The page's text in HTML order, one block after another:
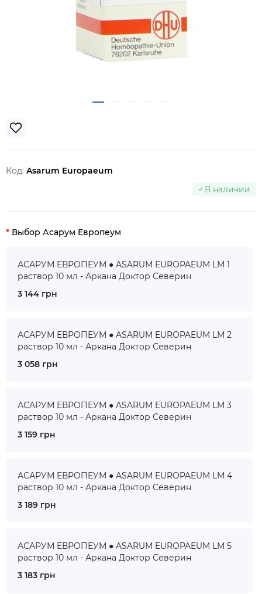
Код: Asarum Europaeum
В наличии
Выбор Асарум Европеум
АСАРУМ ЕВРОПЕУМ ● ASARUM EUROPAEUM LM 1
раствор 10 мл - Аркана Доктор Северин
3 144 грн
АСАРУМ ЕВРОПЕУМ ● ASARUM EUROPAEUM LM 2
раствор 10 мл - Аркана Доктор Северин
3 058 грн
АСАРУМ ЕВРОПЕУМ ● ASARUM EUROPAEUM LM 3
раствор 10 мл - Аркана Доктор Северин
3 159 грн
АСАРУМ ЕВРОПЕУМ ● ASARUM EUROPAEUM LM 4
раствор 10 мл - Аркана Доктор Северин
3 189 грн
АСАРУМ ЕВРОПЕУМ ● ASARUM EUROPAEUM LM 5
раствор 10 мл - Аркана Доктор Северин
3 183 грн